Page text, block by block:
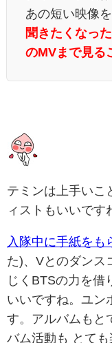
あの短い映像を
聞きたくなっ
のMVまで見る
テミンは上手いこ
ィストもいいです
入隊中に手紙をも
た)、Vとのダンス
じくBTSの力を借
いいですね。ユン
す。アルバムもと
バム活動も とて